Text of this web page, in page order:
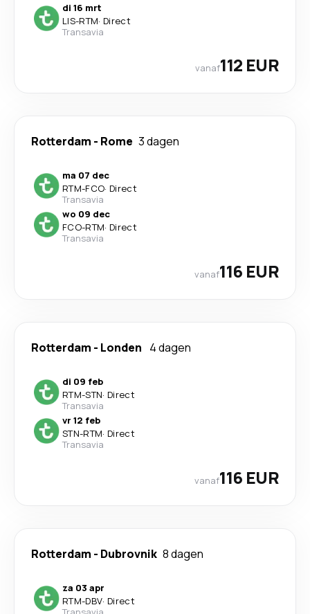
di 16 mrt
LIS-RTM· Direct
Transavia
vanaf112 EUR
Rotterdam - Rome 3 dagen
ma 07 dec
RTM-FCO· Direct
Transavia
wo 09 dec
FCO-RTM· Direct
Transavia
vanaf116 EUR
Rotterdam - Londen 4 dagen
di 09 feb
RTM-STN· Direct
Transavia
vr 12 feb
STN-RTM· Direct
Transavia
vanaf116 EUR
Rotterdam - Dubrovnik 8 dagen
za 03 apr
RTM-DBV· Direct